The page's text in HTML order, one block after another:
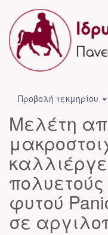
Προβολή τεκμηρίου
Μελέτη
φυτού
σε